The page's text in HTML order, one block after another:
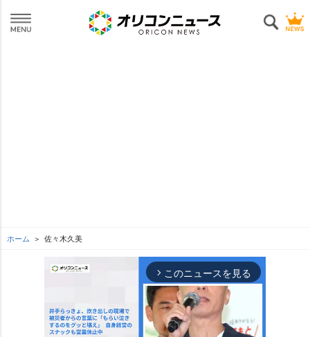
ホーム 佐々木久美
arrow_forward_ios このニュースを見る